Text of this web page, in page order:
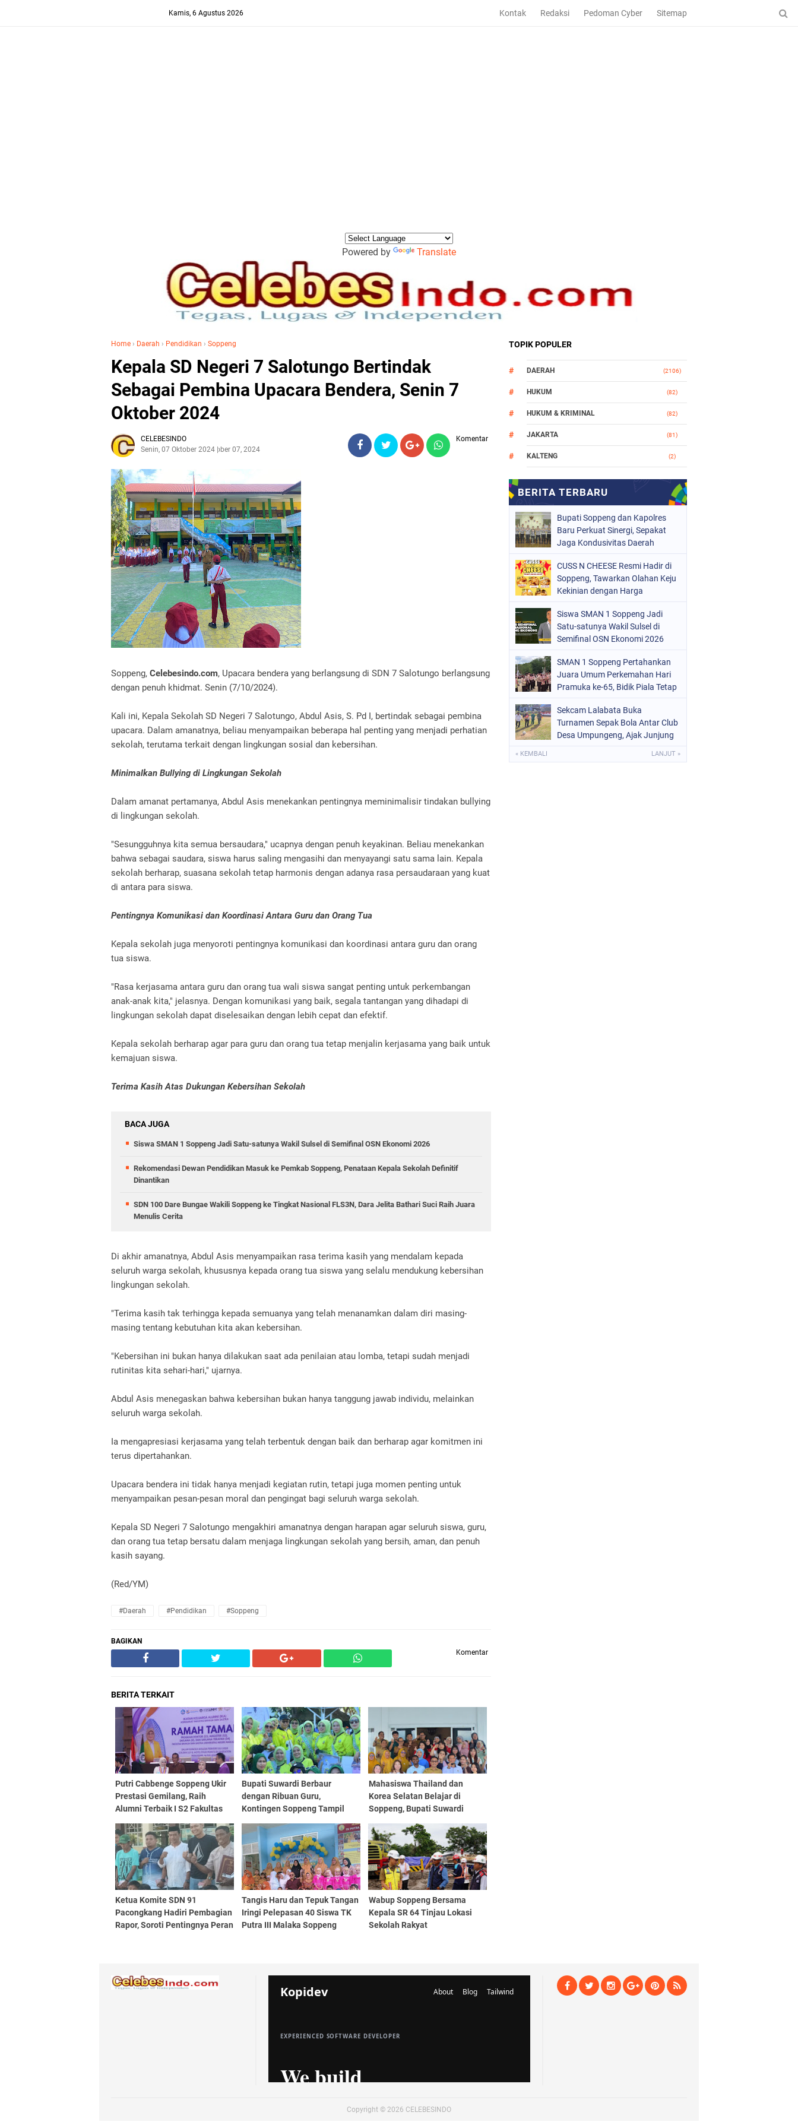
Kamis, 6 Agustus 2026 Kontak Redaksi Pedoman Cyber Sitemap
Powered by Translate
Home › Daerah › Pendidikan › Soppeng
Kepala SD Negeri 7 Salotungo Bertindak
Sebagai Pembina Upacara Bendera, Senin 7
Oktober 2024
CELEBESINDO
Senin, 07 Oktober 2024Oktober 07, 2024
Komentar
Soppeng, Celebesindo.com, Upacara bendera yang berlangsung di SDN 7 Salotungo berlangsung
dengan penuh khidmat. Senin (7/10/2024).
Kali ini, Kepala Sekolah SD Negeri 7 Salotungo, Abdul Asis, S. Pd I, bertindak sebagai pembina
upacara. Dalam amanatnya, beliau menyampaikan beberapa hal penting yang menjadi perhatian
sekolah, terutama terkait dengan lingkungan sosial dan kebersihan.
Minimalkan Bullying di Lingkungan Sekolah
Dalam amanat pertamanya, Abdul Asis menekankan pentingnya meminimalisir tindakan bullying
di lingkungan sekolah.
"Sesungguhnya kita semua bersaudara," ucapnya dengan penuh keyakinan. Beliau menekankan
bahwa sebagai saudara, siswa harus saling mengasihi dan menyayangi satu sama lain. Kepala
sekolah berharap, suasana sekolah tetap harmonis dengan adanya rasa persaudaraan yang kuat
di antara para siswa.
Pentingnya Komunikasi dan Koordinasi Antara Guru dan Orang Tua
Kepala sekolah juga menyoroti pentingnya komunikasi dan koordinasi antara guru dan orang
tua siswa.
"Rasa kerjasama antara guru dan orang tua wali siswa sangat penting untuk perkembangan
anak-anak kita," jelasnya. Dengan komunikasi yang baik, segala tantangan yang dihadapi di
lingkungan sekolah dapat diselesaikan dengan lebih cepat dan efektif.
Kepala sekolah berharap agar para guru dan orang tua tetap menjalin kerjasama yang baik untuk
kemajuan siswa.
Terima Kasih Atas Dukungan Kebersihan Sekolah
BACA JUGA
Siswa SMAN 1 Soppeng Jadi Satu-satunya Wakil Sulsel di Semifinal OSN Ekonomi 2026
Rekomendasi Dewan Pendidikan Masuk ke Pemkab Soppeng, Penataan Kepala Sekolah Definitif
Dinantikan
SDN 100 Dare Bungae Wakili Soppeng ke Tingkat Nasional FLS3N, Dara Jelita Bathari Suci Raih Juara
Menulis Cerita
Di akhir amanatnya, Abdul Asis menyampaikan rasa terima kasih yang mendalam kepada
seluruh warga sekolah, khususnya kepada orang tua siswa yang selalu mendukung kebersihan
lingkungan sekolah.
"Terima kasih tak terhingga kepada semuanya yang telah menanamkan dalam diri masing-
masing tentang kebutuhan kita akan kebersihan.
"Kebersihan ini bukan hanya dilakukan saat ada penilaian atau lomba, tetapi sudah menjadi
rutinitas kita sehari-hari," ujarnya.
Abdul Asis menegaskan bahwa kebersihan bukan hanya tanggung jawab individu, melainkan
seluruh warga sekolah.
Ia mengapresiasi kerjasama yang telah terbentuk dengan baik dan berharap agar komitmen ini
terus dipertahankan.
Upacara bendera ini tidak hanya menjadi kegiatan rutin, tetapi juga momen penting untuk
menyampaikan pesan-pesan moral dan pengingat bagi seluruh warga sekolah.
Kepala SD Negeri 7 Salotungo mengakhiri amanatnya dengan harapan agar seluruh siswa, guru,
dan orang tua tetap bersatu dalam menjaga lingkungan sekolah yang bersih, aman, dan penuh
kasih sayang.
(Red/YM)
#Daerah #Pendidikan #Soppeng
BAGIKAN
Komentar
BERITA TERKAIT
Putri Cabbenge Soppeng Ukir
Prestasi Gemilang, Raih
Alumni Terbaik I S2 Fakultas
Bupati Suwardi Berbaur
dengan Ribuan Guru,
Kontingen Soppeng Tampil
PORSENIJAR PGRI Sulsel
Mahasiswa Thailand dan
Korea Selatan Belajar di
Soppeng, Bupati Suwardi
Soppeng Go International
Ketua Komite SDN 91
Pacongkang Hadiri Pembagian
Rapor, Soroti Pentingnya Peran
Tangis Haru dan Tepuk Tangan
Iringi Pelepasan 40 Siswa TK
Putra III Malaka Soppeng
Wabup Soppeng Bersama
Kepala SR 64 Tinjau Lokasi
Sekolah Rakyat
TOPIK POPULER
DAERAH (2106)
HUKUM (82)
HUKUM & KRIMINAL (82)
JAKARTA (81)
KALTENG (2)
MAKASSAR
(1021)
ORGANISASI (184)
PERISTIWA
POLITIK (220)
POLRI (497)
SULSEL
Bupati Soppeng dan Kapolres
Baru Perkuat Sinergi, Sepakat
Jaga Kondusivitas Daerah
CUSS N CHEESE Resmi Hadir di
Soppeng, Tawarkan Olahan Keju
Kekinian dengan Harga
Siswa SMAN 1 Soppeng Jadi
Satu-satunya Wakil Sulsel di
Semifinal OSN Ekonomi 2026
SMAN 1 Soppeng Pertahankan
Juara Umum Perkemahan Hari
Pramuka ke-65, Bidik Piala Tetap
Sekcam Lalabata Buka
Turnamen Sepak Bola Antar Club
Desa Umpungeng, Ajak Junjung
« KEMBALI LANJUT »
Copyright © 2026 CELEBESINDO